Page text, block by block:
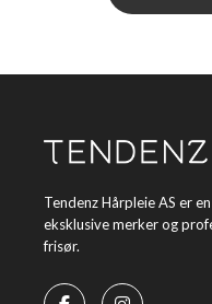
Tendenz Hårpleie AS er
eksklusive merker og
frisør.